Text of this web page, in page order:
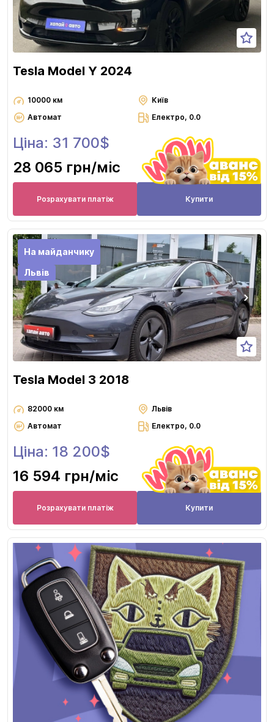
Tesla Model Y 2024
10000 км
Київ
Автомат
Електро, 0.0
Ціна: 31 700$
28 065 грн/міс
Розрахувати платіж Купити
На майданчику
Львів
Tesla Model 3 2018
82000 км
Львів
Автомат
Електро, 0.0
Ціна: 18 200$
16 594 грн/міс
Розрахувати платіж Купити